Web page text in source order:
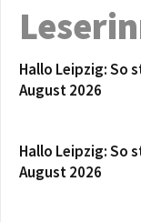
Hallo Leipzig: So
August 2026
Hallo Leipzig: So
August 2026